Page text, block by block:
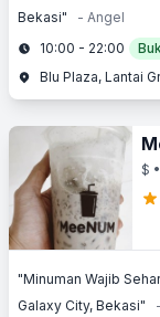
Bekasi"
- Angel
10:00 - 22:00
$
"Minuman Wajib
Galaxy City, Bekasi"